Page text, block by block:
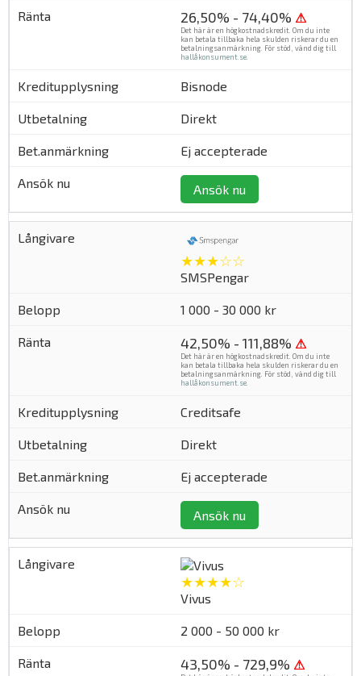
26,50% - 74,40% ⚠
Det här är en högkostnadskredit. Om du inte
kan betala tillbaka hela skulden riskerar du en
betalningsanmärkning. För stöd, vänd dig till
hallåkonsument.se
Bisnode
Direkt
Ej accepterade
Ansök nu
★★★☆☆
SMSPengar
1 000 - 30 000 kr
42,50% - 111,88% ⚠
Det här är en högkostnadskredit. Om du inte
kan betala tillbaka hela skulden riskerar du en
betalningsanmärkning. För stöd, vänd dig till
hallåkonsument.se
Creditsafe
Direkt
Ej accepterade
Ansök nu
★★★★☆
Vivus
2 000 - 50 000 kr
43,50% - 729,9% ⚠